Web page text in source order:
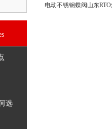
选
电动不锈钢蝶阀山东